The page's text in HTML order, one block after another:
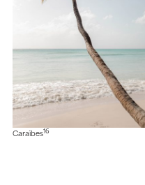
Caraïbes16